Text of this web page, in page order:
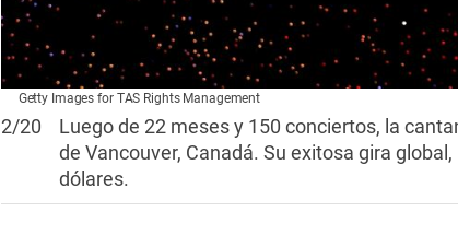
Getty Images for TAS Rights Management
2/20
Luego de 22 meses y 150 conciertos, la
de Vancouver, Canadá. Su exitosa gira
dólares.